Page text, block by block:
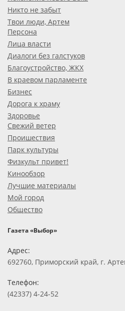
Никто не забыт
Твои люди, Артем
Персона
Лица власти
Диалоги без галстуков
Благоустройство, ЖКХ
В краевом парламенте
Бизнес
Дорога к храму
Здоровье
Свежий ветер
Проишествия
Парк культуры
Физкульт привет!
Кинообзор
Лучшие материалы
Мой город
Общество
Газета «Выбор»
Адрес:
692760, Приморский край, г.
Телефон:
(42337) 4-24-52